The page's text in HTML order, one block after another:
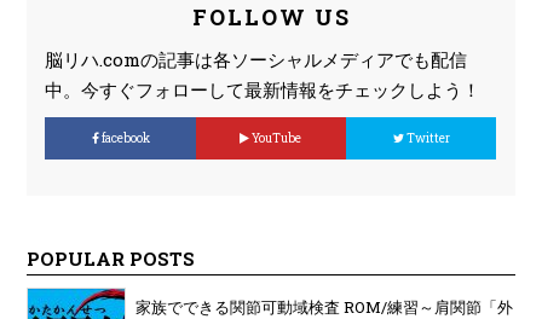
FOLLOW US
脳リハ.comの記事は各ソーシャルメディアでも配信
中。今すぐフォローして最新情報をチェックしよう！
facebook YouTube Twitter
POPULAR POSTS
家族でできる関節可動域検査 ROM/練習～肩関節「外